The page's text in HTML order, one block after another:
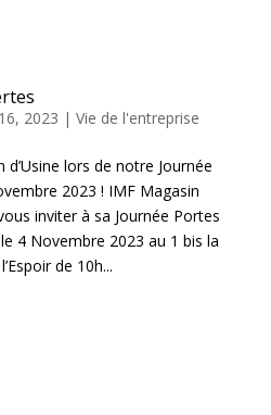
2023 | Vie de l'entreprise
lors de notre Journée
2023 ! IMF Magasin
inviter à sa Journée Portes
4 Novembre 2023 au 1 bis la
de 10h...